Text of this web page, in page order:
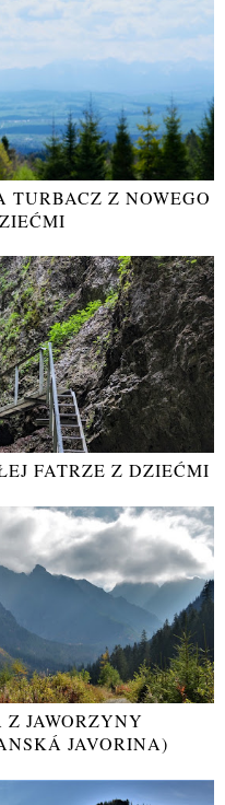
Z NOWEGO
FATRZE Z DZIEĆMI
Z JAWORZYNY
JAVORINA)